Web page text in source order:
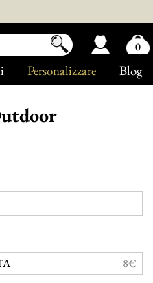
Blog
Personalizzare
8€
0